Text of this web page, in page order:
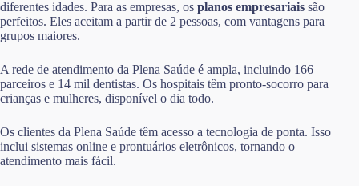
diferentes idades. Para as empresas, os planos empresariais são
perfeitos. Eles aceitam a partir de 2 pessoas, com vantagens para
grupos maiores.
A rede de atendimento da Plena Saúde é ampla, incluindo 166
parceiros e 14 mil dentistas. Os hospitais têm pronto-socorro para
crianças e mulheres, disponível o dia todo.
Os clientes da Plena Saúde têm acesso a tecnologia de ponta. Isso
inclui sistemas online e prontuários eletrônicos, tornando o
atendimento mais fácil.